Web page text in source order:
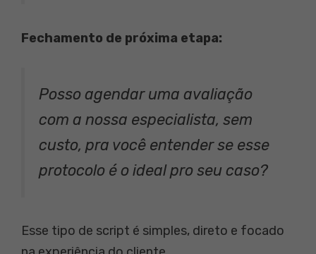
Fechamento de próxima etapa:
Posso agendar uma avaliação
com a nossa especialista, sem
custo, pra você entender se esse
protocolo é o ideal pro seu caso?
Esse tipo de script é simples, direto e focado